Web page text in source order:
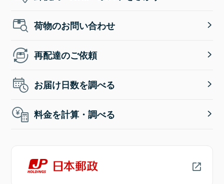
荷物のお問い合わせ
再配達のご依頼
お届け日数を調べる
料金を計算・調べる